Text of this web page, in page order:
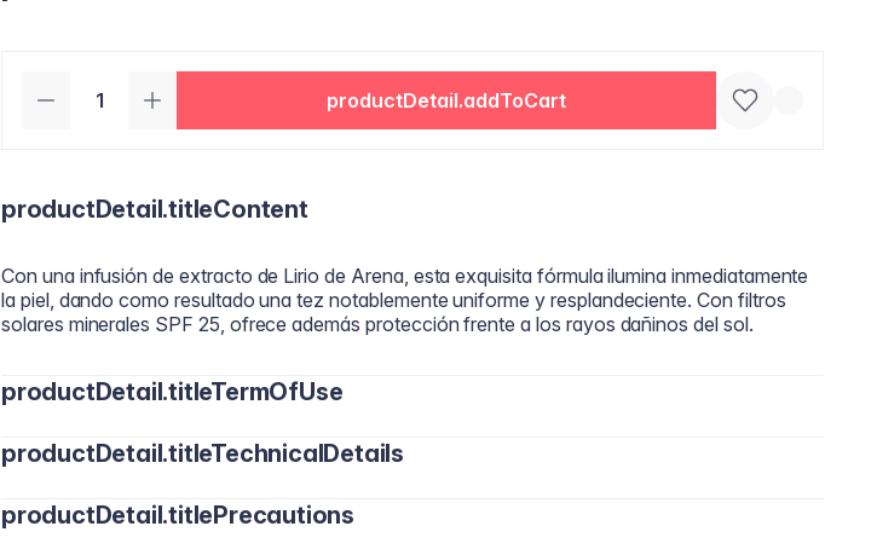
productDetail.addToCart
productDetail.titleContent
Con una infusión de extracto de Lirio de Arena, esta exquisita fórmula ilumina inmediatamente
la piel, dando como resultado una tez notablemente uniforme y resplandeciente. Con filtros
solares minerales SPF 25, ofrece además protección frente a los rayos dañinos del sol.
productDetail.titleTermOfUse
Aplica una pequeña cantidad de CC Cream sobre el rostro con los dedos, una esponja o una
productDetail.titleTechnicalDetails
Activos clave: Multiminerales (Magnesio, Zinc, Cobre y Calcio) que ayudan a fortalecer la
productDetail.titlePrecautions